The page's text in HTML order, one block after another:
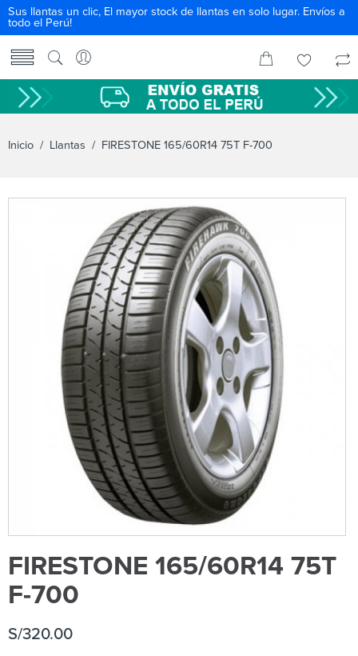
Sus llantas un clic, El mayor stock de llantas en solo lugar. Envíos a
todo el Perú!
Inicio / Llantas / FIRESTONE 165/60R14 75T F-700
FIRESTONE 165/60R14 75T
F-700
S/320.00